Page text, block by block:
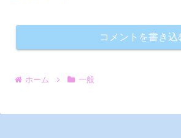
コメントを書き込
ホーム 一般